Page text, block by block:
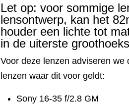
Let op: voor sommige
lensontwerp, kan het
houder een lichte tot
in de uiterste
Voor deze lenzen adviseren we
lenzen waar dit voor geldt:
Sony 16-35 f/2.8 GM